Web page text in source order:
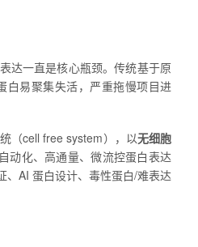
达一直是核心瓶颈。传统基于原
白易聚集失活，严重拖慢项目进
（cell free system），以无细胞
动化、高通量、微流控蛋白表达
、AI 蛋白设计、毒性蛋白/难表达